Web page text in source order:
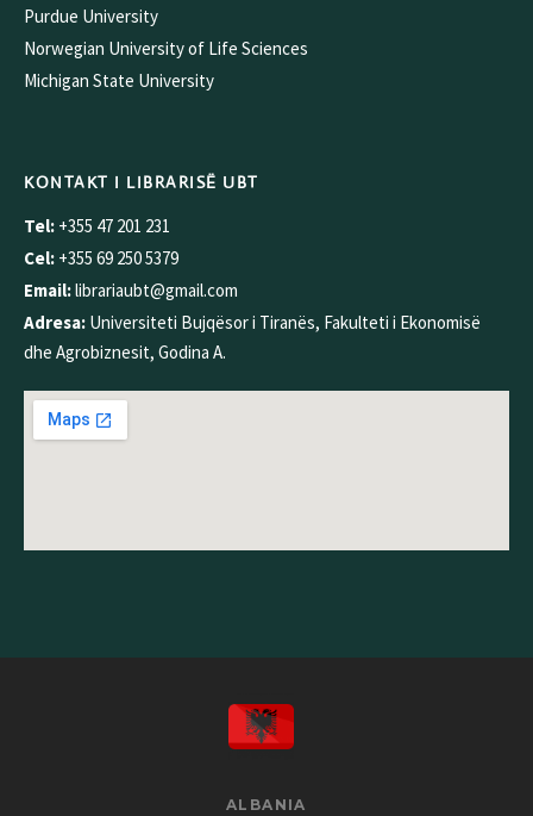
Purdue University
Norwegian University of Life Sciences
Michigan State University
KONTAKT I LIBRARISË UBT
Tel: +355 47 201 231
Cel: +355 69 250 5379
Email:librariaubt@gmail.com
Adresa: Universiteti Bujqësor i Tiranës, Fakulteti i Ekonomisë
dhe Agrobiznesit, Godina A.
ALBANIA